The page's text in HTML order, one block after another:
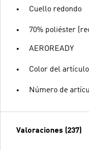
Cuello redondo
70% poliéster
AEROREADY
Color del
Número de
Valoraciones (237)